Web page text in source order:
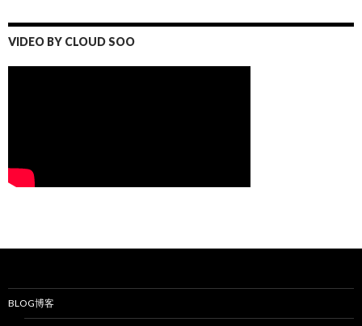
VIDEO BY CLOUD SOO
BLOG博客